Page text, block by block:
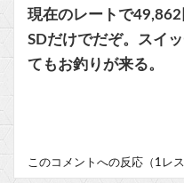
現在のレートで49,862
SDだけでだぞ。スイ
てもお釣りが来る。
このコメントへの反応（1レス